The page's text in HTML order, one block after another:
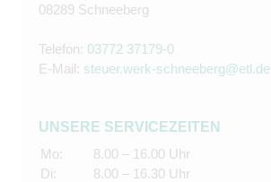
08289 Schneeberg
Telefon: 03772 37179-0
E-Mail: steuer.werk-schneeberg@etl.de
UNSERE SERVICEZEITEN
Mo:
Di:
8.00 – 16.00 Uhr
8.00 – 16.30 Uhr